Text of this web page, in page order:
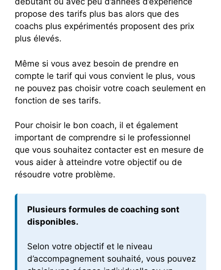
propose des tarifs plus bas alors que des
coachs plus expérimentés proposent des prix
plus élevés.
Même si vous avez besoin de prendre en
compte le tarif qui vous convient le plus, vous
ne pouvez pas choisir votre coach seulement en
fonction de ses tarifs.
Pour choisir le bon coach, il et également
important de comprendre si le professionnel
que vous souhaitez contacter est en mesure de
vous aider à atteindre votre objectif ou de
résoudre votre problème.
Plusieurs formules de coaching sont
disponibles.
Selon votre objectif et le niveau
d’accompagnement souhaité, vous pouvez